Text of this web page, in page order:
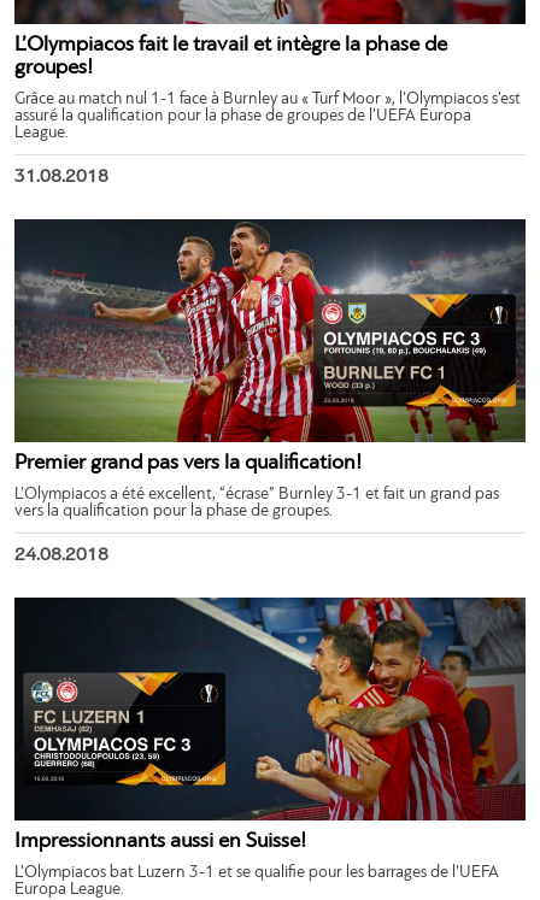
L’Olympiacos fait le travail et intègre la phase de
groupes!
Grâce au match nul 1-1 face à Burnley au « Turf Moor », l’Olympiacos s’est
assuré la qualification pour la phase de groupes de l’UEFA Europa
League.
31.08.2018
Premier grand pas vers la qualification!
L’Olympiacos a été excellent, “écrase” Burnley 3-1 et fait un grand pas
vers la qualification pour la phase de groupes.
24.08.2018
Impressionnants aussi en Suisse!
L’Olympiacos bat Luzern 3-1 et se qualifie pour les barrages de l’UEFA
Europa League.